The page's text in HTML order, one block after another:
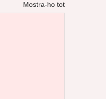
Mostra-ho tot